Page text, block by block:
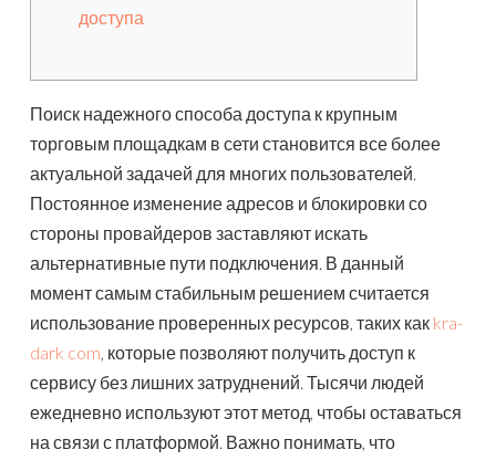
доступа
Поиск надежного способа доступа к крупным
торговым площадкам в сети становится все более
актуальной задачей для многих пользователей.
Постоянное изменение адресов и блокировки со
стороны провайдеров заставляют искать
альтернативные пути подключения. В данный
момент самым стабильным решением считается
использование проверенных ресурсов, таких как kra-
dark com, которые позволяют получить доступ к
сервису без лишних затруднений. Тысячи людей
ежедневно используют этот метод, чтобы оставаться
на связи с платформой. Важно понимать, что